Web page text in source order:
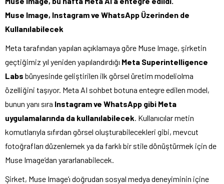
Muse Image, Instagram ve WhatsApp Üzerinden de
Kullanılabilecek
Meta tarafından yapılan açıklamaya göre Muse Image, şirketin
geçtiğimiz yıl yeniden yapılandırdığı Meta Superintelligence
Labs bünyesinde geliştirilen ilk görsel üretim modeliolma
özelliğini taşıyor. Meta AI sohbet botuna entegre edilen model,
bunun yanı sıra Instagram ve WhatsApp gibi Meta
uygulamalarında da kullanılabilecek. Kullanıcılar metin
komutlarıyla sıfırdan görsel oluşturabilecekleri gibi, mevcut
fotoğrafları düzenlemek ya da farklı bir stile dönüştürmek için de
Muse Image’dan yararlanabilecek.
Şirket, Muse Image’ı doğrudan sosyal medya deneyiminin içine